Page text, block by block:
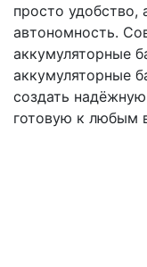
просто удобство,
автономность.
аккумуляторные
аккумуляторные
создать
готовую к любым